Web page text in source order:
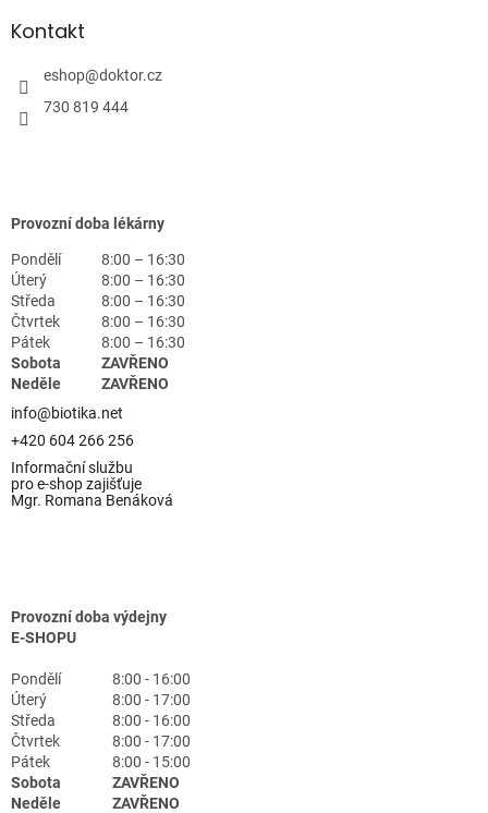
Kontakt
eshop@doktor.cz
730 819 444
Provozní doba lékárny
Pondělí
8:00 – 16:30
Úterý
8:00 – 16:30
Středa
8:00 – 16:30
Čtvrtek
8:00 – 16:30
Pátek
8:00 – 16:30
Sobota
ZAVŘENO
Neděle
ZAVŘENO
info@biotika.net
+420 604 266 256
Informační službu
pro e-shop zajišťuje
Mgr. Romana Benáková
Provozní doba výdejny
E-SHOPU
Pondělí
8:00 - 16:00
Úterý
8:00 - 17:00
Středa
8:00 - 16:00
Čtvrtek
8:00 - 17:00
Pátek
8:00 - 15:00
Sobota
ZAVŘENO
Neděle
ZAVŘENO